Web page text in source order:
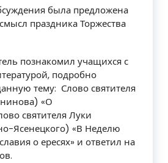
была предложена
праздника Торжества
познакомил учащихся с
подробно
тему: Слово святителя
«О
святителя Луки
Ясенецкого) «В Неделю
о ересях» и ответил на